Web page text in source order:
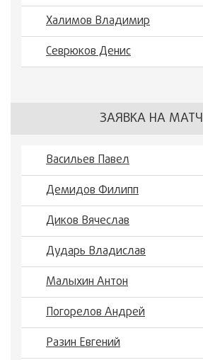
Халимов Владимир
Севрюков Денис
ЗАЯВКА НА МАТЧ
Васильев Павел
Демидов Филипп
Диков Вячеслав
Дударь Владислав
Малыхин Антон
Погорелов Андрей
Разин Евгений